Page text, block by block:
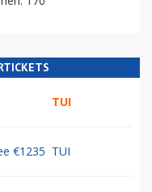
TUI
€1235 TUI